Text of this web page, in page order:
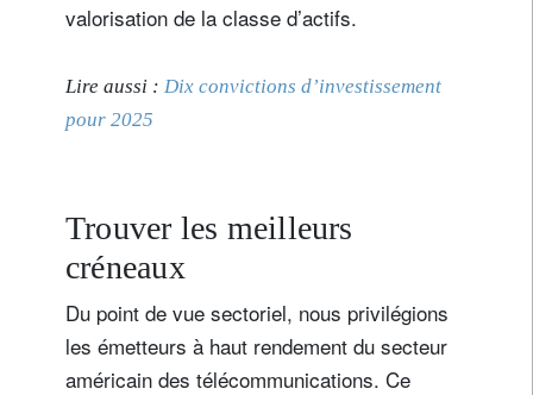
valorisation de la classe d’actifs.
Lire aussi : Dix convictions d’investissement
pour 2025
Trouver les meilleurs
créneaux
Du point de vue sectoriel, nous privilégions
les émetteurs à haut rendement du secteur
américain des télécommunications. Ce